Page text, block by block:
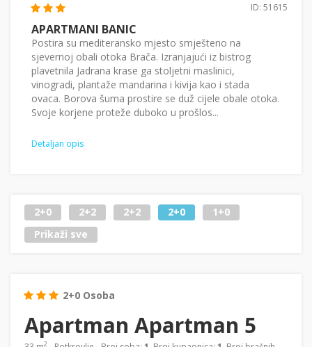
ID: 51615
APARTMANI BANIC
Postira su mediteransko mjesto smješteno na
sjevernoj obali otoka Brača. Izranjajući iz bistrog
plavetnila Jadrana krase ga stoljetni maslinici,
vinogradi, plantaže mandarina i kivija kao i stada
ovaca. Borova šuma prostire se duž cijele obale otoka.
Svoje korjene proteže duboko u prošlos...
Detaljan opis
2+0 2+2 2+2 2+0
1+0
Prikaži sve
2+0 Osoba
Apartman Apartman 5
2